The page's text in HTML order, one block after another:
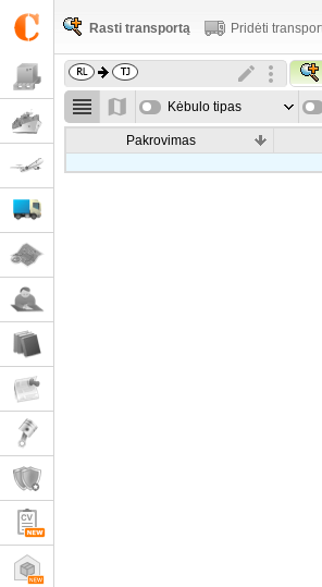
Rasti transportą Pridėti
Kėbulo tipas
Pakrovimas